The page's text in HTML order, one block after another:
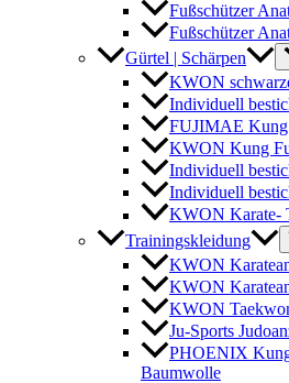
Fußschützer
Fußschützer
Gürtel | Schärpen
KWON
Individuell
FUJIMAE Kung
KWON Kung
Individuell
Individuell
KWON Karate-
Trainingskleidung
KWON
KWON
KWON
Ju-Sports
PHOENIX
Baumwolle